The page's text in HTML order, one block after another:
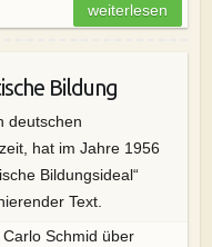
weiterlesen
Bildung
deutschen
hat im Jahre 1956
Bildungsideal“
Text.
Carlo Schmid über